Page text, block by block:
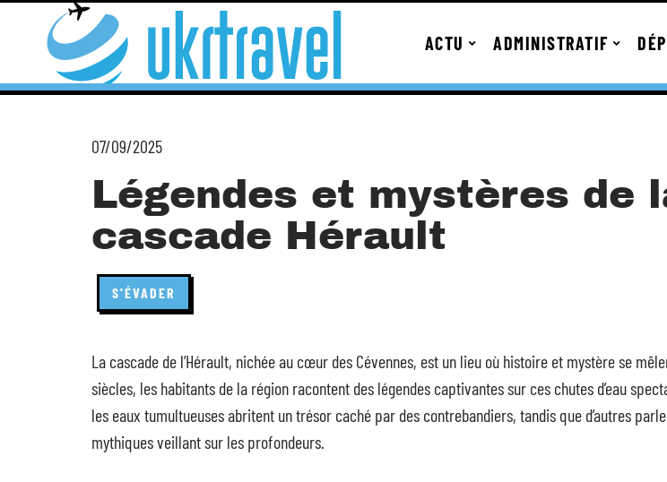
ACTU ADMINISTRATIF
07/09/2025
Légendes et mystères de
cascade Hérault
S'ÉVADER
La cascade de l’Hérault, nichée au cœur des Cévennes, est un lieu où histoire et mystère se
siècles, les habitants de la région racontent des légendes captivantes sur ces chutes d’eau
les eaux tumultueuses abritent un trésor caché par des contrebandiers, tandis que d’autres
mythiques veillant sur les profondeurs.